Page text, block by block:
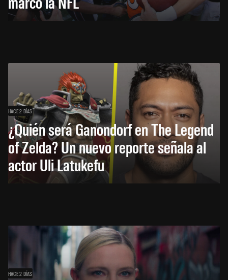
HACE 2 DÍAS
¿Quién será Ganondorf en The Legend
of Zelda? Un nuevo reporte señala al
actor Uli Latukefu
HACE 2 DÍAS